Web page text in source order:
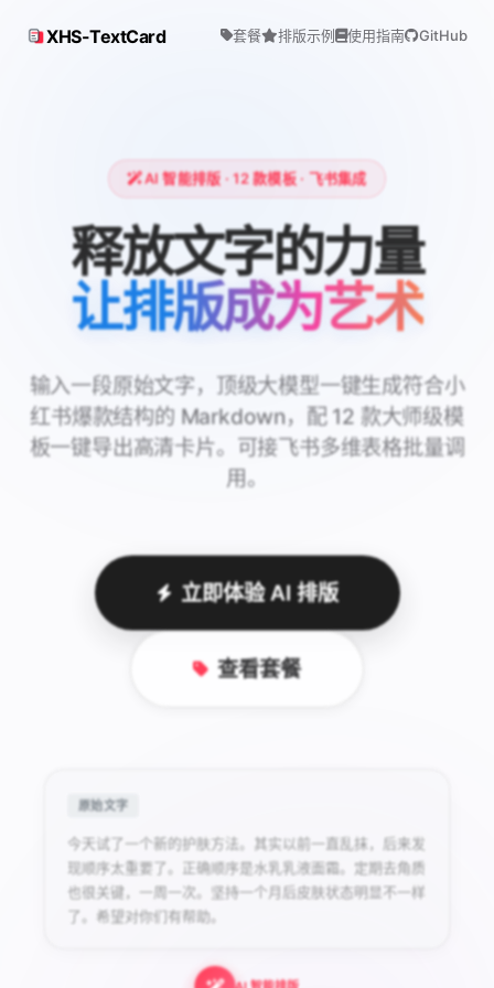
XHS-TextCard 套餐 排版示例 使用指南 GitHub
AI 智能排版 · 12 款模板 · 飞书集成
XHS-TextCard：
释放文字的力量
让排版成为艺术
输入一段原始文字，顶级大模型一键生成符合小
红书爆款结构的 Markdown，配 12 款大师级模
板一键导出高清卡片。可接飞书多维表格批量调
用。
立即体验 AI 排版
查看套餐
原始文字
今天试了一个新的护肤方法。其实以前一直乱抹，后来发
现顺序太重要了。正确顺序是水乳乳液面霜。定期去角质
也很关键，一周一次。坚持一个月后皮肤状态明显不一样
了。希望对你们有帮助。
AI 智能排版